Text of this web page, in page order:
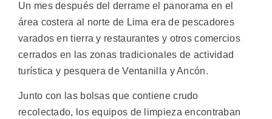
Un mes después del derrame el panorama en el
área costera al norte de Lima era de pescadores
varados en tierra y restaurantes y otros comercios
cerrados en las zonas tradicionales de actividad
turística y pesquera de Ventanilla y Ancón.
Junto con las bolsas que contiene crudo
recolectado, los equipos de limpieza encontraban